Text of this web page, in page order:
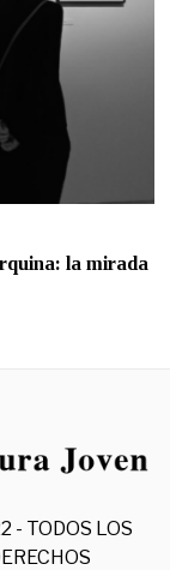
la mirada
- TODOS LOS